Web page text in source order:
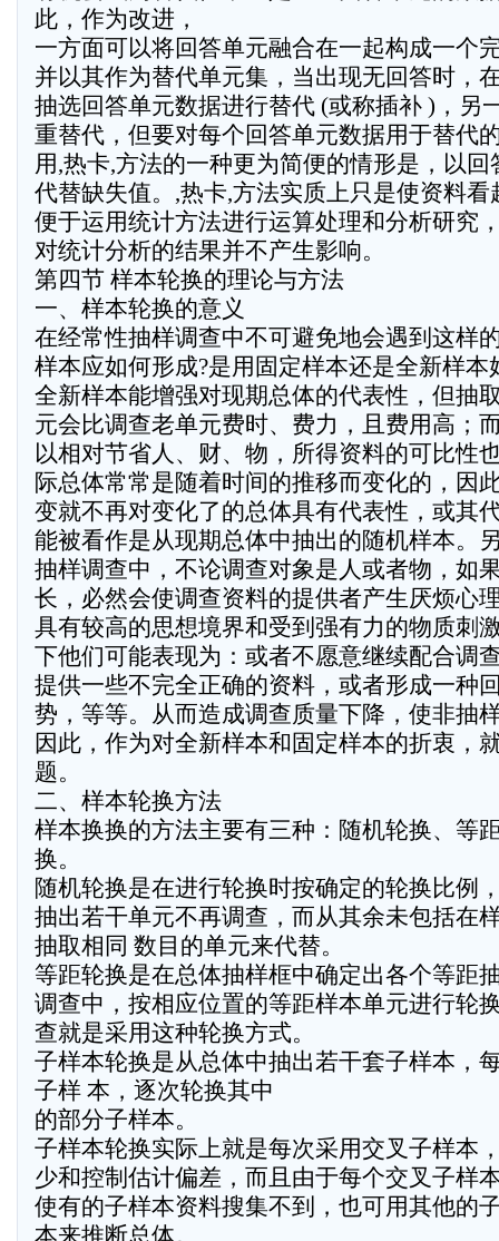
此，作为改进，
一方面可以将回答单元融合在一起构成一个
并以其作为替代单元集，当出现无回答时，
抽选回答单元数据进行替代 (或称插补 )，另
重替代，但要对每个回答单元数据用于替代
用,热卡,方法的一种更为简便的情形是，以
代替缺失值。,热卡,方法实质上只是使资料
便于运用统计方法进行运算处理和分析研究
对统计分析的结果并不产生影响。
第四节 样本轮换的理论与方法
一、样本轮换的意义
在经常性抽样调查中不可避免地会遇到这样
样本应如何形成?是用固定样本还是全新样本
全新样本能增强对现期总体的代表性，但抽
元会比调查老单元费时、费力，且费用高；
以相对节省人、财、物，所得资料的可比性
际总体常常是随着时间的推移而变化的，因
变就不再对变化了的总体具有代表性，或其
能被看作是从现期总体中抽出的随机样本。
抽样调查中，不论调查对象是人或者物，如
长，必然会使调查资料的提供者产生厌烦心
具有较高的思想境界和受到强有力的物质刺
下他们可能表现为：或者不愿意继续配合调
提供一些不完全正确的资料，或者形成一种
势，等等。从而造成调查质量下降，使非抽
因此，作为对全新样本和固定样本的折衷，
题。
二、样本轮换方法
样本换换的方法主要有三种：随机轮换、等
换。
随机轮换是在进行轮换时按确定的轮换比例
抽出若干单元不再调查，而从其余未包括在
抽取相同 数目的单元来代替。
等距轮换是在总体抽样框中确定出各个等距
调查中，按相应位置的等距样本单元进行轮
查就是采用这种轮换方式。
子样本轮换是从总体中抽出若干套子样本，
子样 本，逐次轮换其中
的部分子样本。
子样本轮换实际上就是每次采用交叉子样本
少和控制估计偏差，而且由于每个交叉子样
使有的子样本资料搜集不到，也可用其他的
本来推断总体。